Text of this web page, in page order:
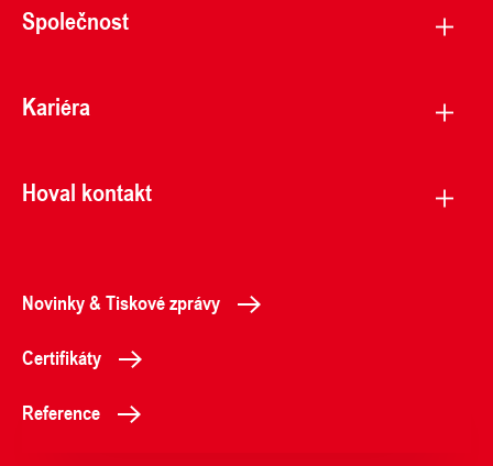
Společnost
Kariéra
Hoval kontakt
Novinky & Tiskové zprávy
Certifikáty
Reference